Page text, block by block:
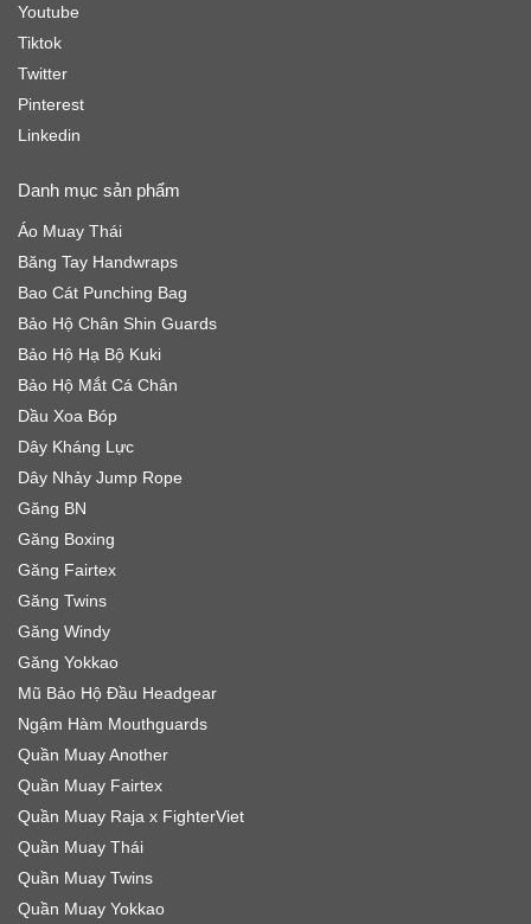
Youtube
Tiktok
Twitter
Pinterest
Linkedin
Danh mục sản phẩm
Áo Muay Thái
Băng Tay Handwraps
Bao Cát Punching Bag
Bảo Hộ Chân Shin Guards
Bảo Hộ Hạ Bộ Kuki
Bảo Hộ Mắt Cá Chân
Dầu Xoa Bóp
Dây Kháng Lực
Dây Nhảy Jump Rope
Găng BN
Găng Boxing
Găng Fairtex
Găng Twins
Găng Windy
Găng Yokkao
Mũ Bảo Hộ Đầu Headgear
Ngậm Hàm Mouthguards
Quần Muay Another
Quần Muay Fairtex
Quần Muay Raja x FighterViet
Quần Muay Thái
Quần Muay Twins
Quần Muay Yokkao